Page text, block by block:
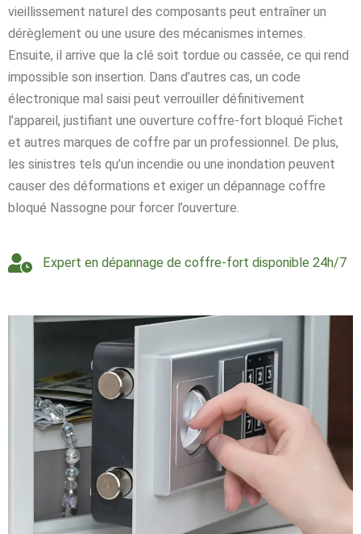
vieillissement naturel des composants peut entraîner un
dérèglement ou une usure des mécanismes internes.
Ensuite, il arrive que la clé soit tordue ou cassée, ce qui rend
impossible son insertion. Dans d’autres cas, un code
électronique mal saisi peut verrouiller définitivement
l’appareil, justifiant une ouverture coffre-fort bloqué Fichet
et autres marques de coffre par un professionnel. De plus,
les sinistres tels qu’un incendie ou une inondation peuvent
causer des déformations et exiger un dépannage coffre
bloqué Nassogne pour forcer l’ouverture.
Expert en dépannage de coffre-fort disponible 24h/7